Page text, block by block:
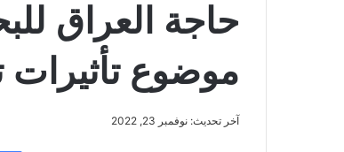
حاجة العراق
موضوع تأثيرات
آخر تحديث: نوفمبر 23, 2022